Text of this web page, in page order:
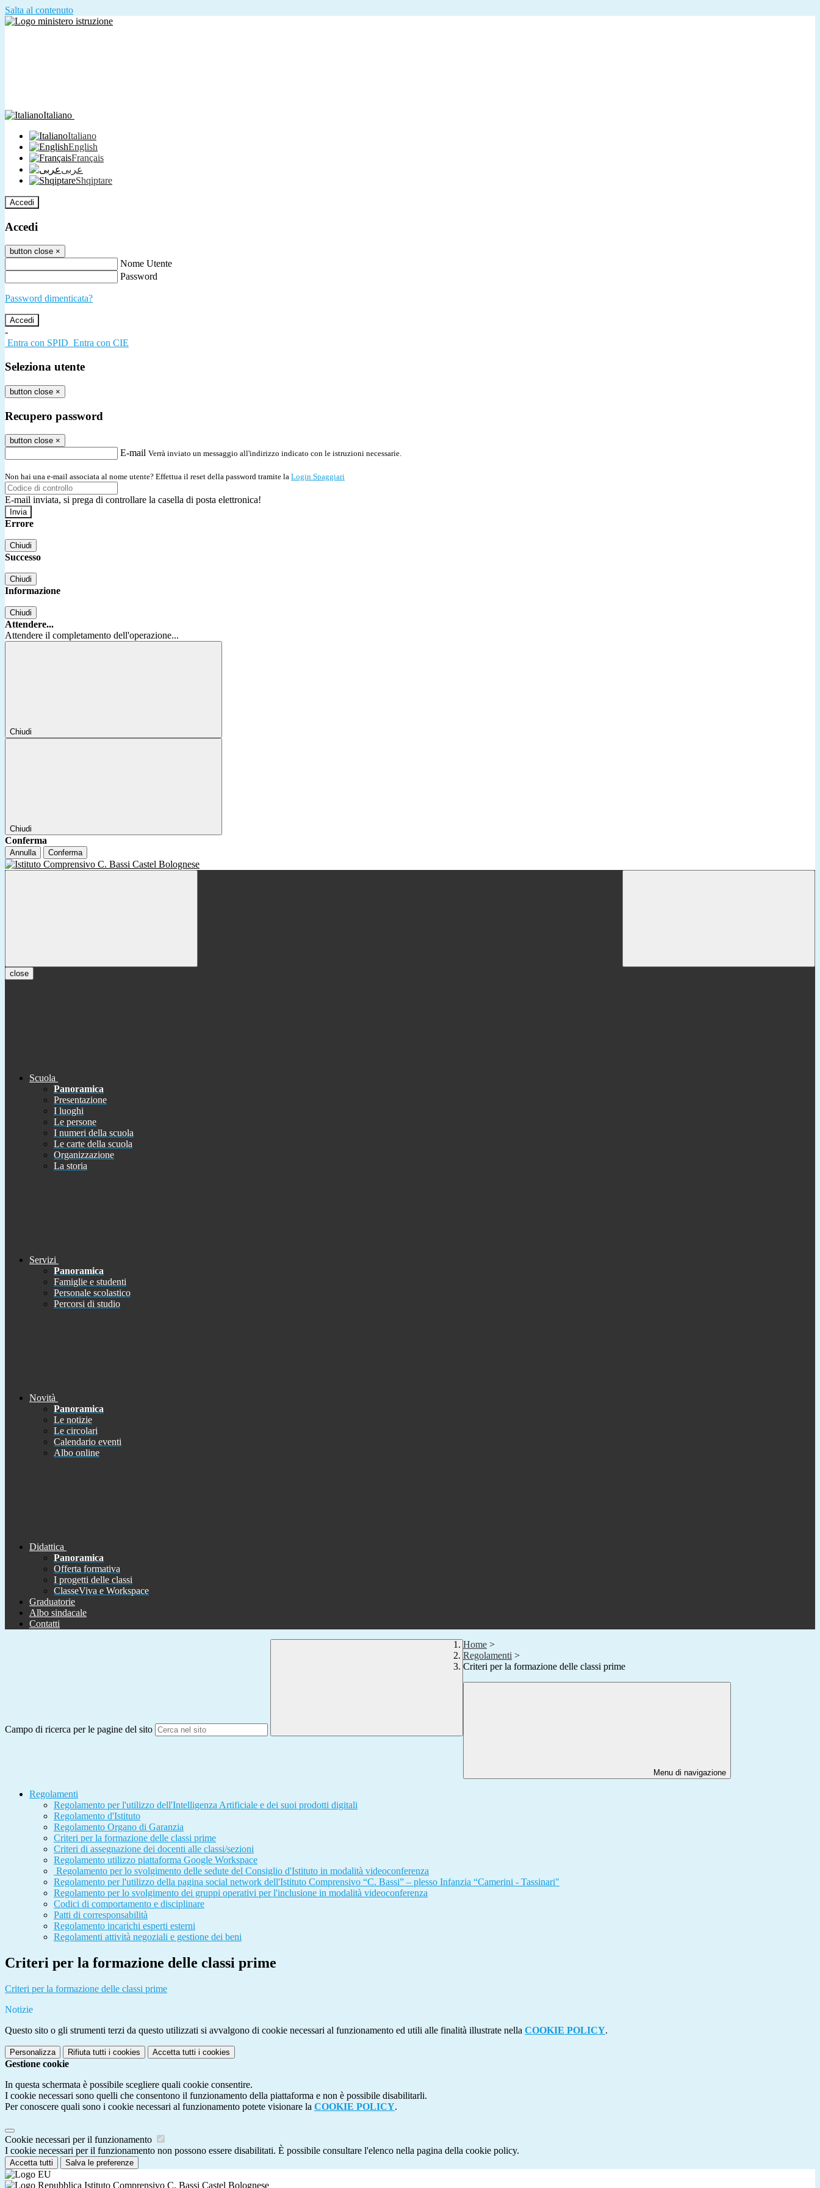
Salta al contenuto
Italiano
Italiano
English
Français
عربى
Shqiptare
Accedi
Accedi
button close ×
Nome Utente
Password
Password dimenticata?
-
Entra con SPID Entra con CIE
Seleziona utente
button close ×
Recupero password
button close ×
E-mail Verrà inviato un messaggio all'indirizzo indicato con le istruzioni necessarie.
Non hai una e-mail associata al nome utente? Effettua il reset della password tramite la Login Spaggiari
E-mail inviata, si prega di controllare la casella di posta elettronica!
Errore
Chiudi
Successo
Chiudi
Informazione
Chiudi
Attendere...
Attendere il completamento dell'operazione...
Chiudi
Chiudi
Conferma
Annulla Conferma
close
Scuola
Panoramica
Presentazione
I luoghi
Le persone
I numeri della scuola
Le carte della scuola
Organizzazione
La storia
Servizi
Panoramica
Famiglie e studenti
Personale scolastico
Percorsi di studio
Novità
Panoramica
Le notizie
Le circolari
Calendario eventi
Albo online
Didattica
Panoramica
Offerta formativa
I progetti delle classi
ClasseViva e Workspace
Graduatorie
Albo sindacale
Contatti
Campo di ricerca per le pagine del sito
Home >
Regolamenti >
Criteri per la formazione delle classi prime
Menu di navigazione
Regolamenti
Regolamento per l'utilizzo dell'Intelligenza Artificiale e dei suoi prodotti digitali
Regolamento d'Istituto
Regolamento Organo di Garanzia
Criteri per la formazione delle classi prime
Criteri di assegnazione dei docenti alle classi/sezioni
Regolamento utilizzo piattaforma Google Workspace
Regolamento per lo svolgimento delle sedute del Consiglio d'Istituto in modalità videoconferenza
Regolamento per l'utilizzo della pagina social network dell'Istituto Comprensivo “C. Bassi” – plesso Infanzia “Camerini - Tassinari"
Regolamento per lo svolgimento dei gruppi operativi per l'inclusione in modalità videoconferenza
Codici di comportamento e disciplinare
Patti di corresponsabilità
Regolamento incarichi esperti esterni
Regolamenti attività negoziali e gestione dei beni
Criteri per la formazione delle classi prime
Criteri per la formazione delle classi prime
Notizie
Questo sito o gli strumenti terzi da questo utilizzati si avvalgono di cookie necessari al funzionamento ed utili alle finalità illustrate nella COOKIE POLICY.
Personalizza Rifiuta tutti i cookies Accetta tutti i cookies
Gestione cookie
In questa schermata è possibile scegliere quali cookie consentire.
I cookie necessari sono quelli che consentono il funzionamento della piattaforma e non è possibile disabilitarli.
Per conoscere quali sono i cookie necessari al funzionamento potete visionare la COOKIE POLICY.
Cookie necessari per il funzionamento
I cookie necessari per il funzionamento non possono essere disabilitati. È possibile consultare l'elenco nella pagina della cookie policy.
Accetta tutti Salva le preferenze
Istituto Comprensivo C. Bassi Castel Bolognese